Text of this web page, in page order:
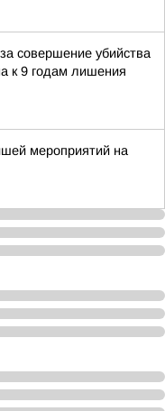
совершение убийства
к 9 годам лишения
мероприятий на